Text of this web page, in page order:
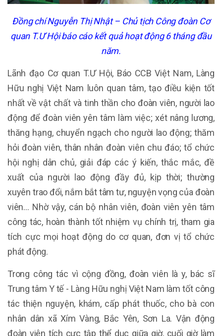
Đồng chí Nguyễn Thị Nhật – Chủ tịch Công đoàn Cơ
quan T.Ư Hội báo cáo kết quả hoạt động 6 tháng đầu
năm.
Lãnh đạo Cơ quan T.Ư Hội, Báo CCB Việt Nam, Làng
Hữu nghị Việt Nam luôn quan tâm, tạo điều kiện tốt
nhất về vật chất và tinh thần cho đoàn viên, người lao
động để đoàn viên yên tâm làm việc; xét nâng lương,
thăng hạng, chuyển ngạch cho người lao động; thăm
hỏi đoàn viên, thân nhân đoàn viên chu đáo; tổ chức
hội nghị dân chủ, giải đáp các ý kiến, thắc mắc, đề
xuất của người lao động đầy đủ, kịp thời; thường
xuyên trao đổi, nắm bắt tâm tư, nguyện vọng của đoàn
viên… Nhờ vậy, cán bộ nhân viên, đoàn viên yên tâm
công tác, hoàn thành tốt nhiệm vụ chính trị, tham gia
tích cực mọi hoạt động do cơ quan, đơn vị tổ chức
phát động.
Trong công tác vì cộng đồng, đoàn viên là y, bác sĩ
Trung tâm Y tế - Làng Hữu nghị Việt Nam làm tốt công
tác thiện nguyện, khám, cấp phát thuốc, cho bà con
nhân dân xã Xím Vàng, Bắc Yên, Sơn La. Vận động
đoàn viên tích cực tập thể dục giữa giờ, cuối giờ làm